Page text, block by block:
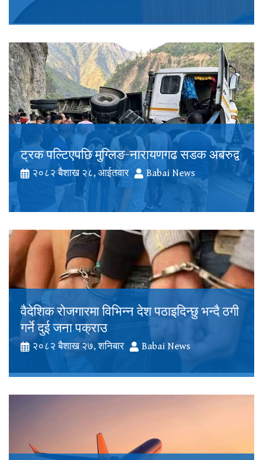
ट्रक पल्टिएपछि मुग्लिङ-नारायणगढ सडक अबरुद्व
२०८२ बैशाख २८, आईतवार Babai News
वैदेशिक रोजगारमा विभिन्न देश पठाइदिन्छु भन्दै ठगी
गर्ने दुई जना पक्राउ
२०८२ बैशाख २७, शनिबार Babai News